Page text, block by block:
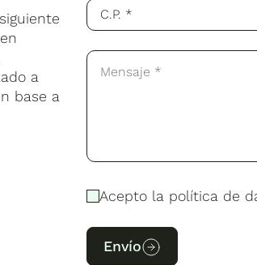
a
base a
Acepto la política de
Envío